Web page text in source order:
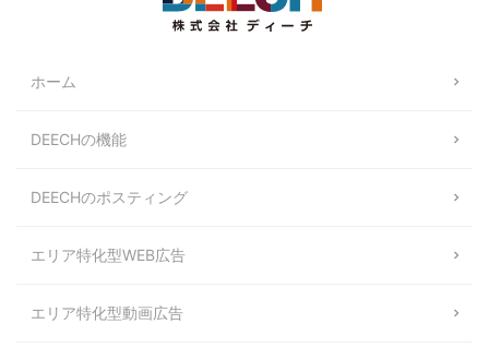
ホーム
DEECHの機能
DEECHのポスティング
エリア特化型WEB広告
エリア特化型動画広告